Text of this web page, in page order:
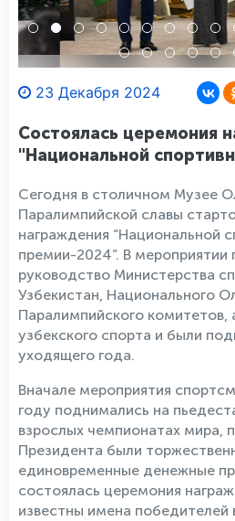
23 Декабря 2024
Состоялась церемония
"Национальной
Сегодня в столичном Музее
Паралимпийской славы
награждения “Национальной
премии-2024”. В мероприятии
руководство Министерства
Узбекистан, Национального
Паралимпийского комитетов,
узбекского спорта и были
уходящего года.
Вначале мероприятия
году поднимались на
взрослых чемпионатах мира,
Президента были
единовременные денежные
состоялась церемония
известны имена